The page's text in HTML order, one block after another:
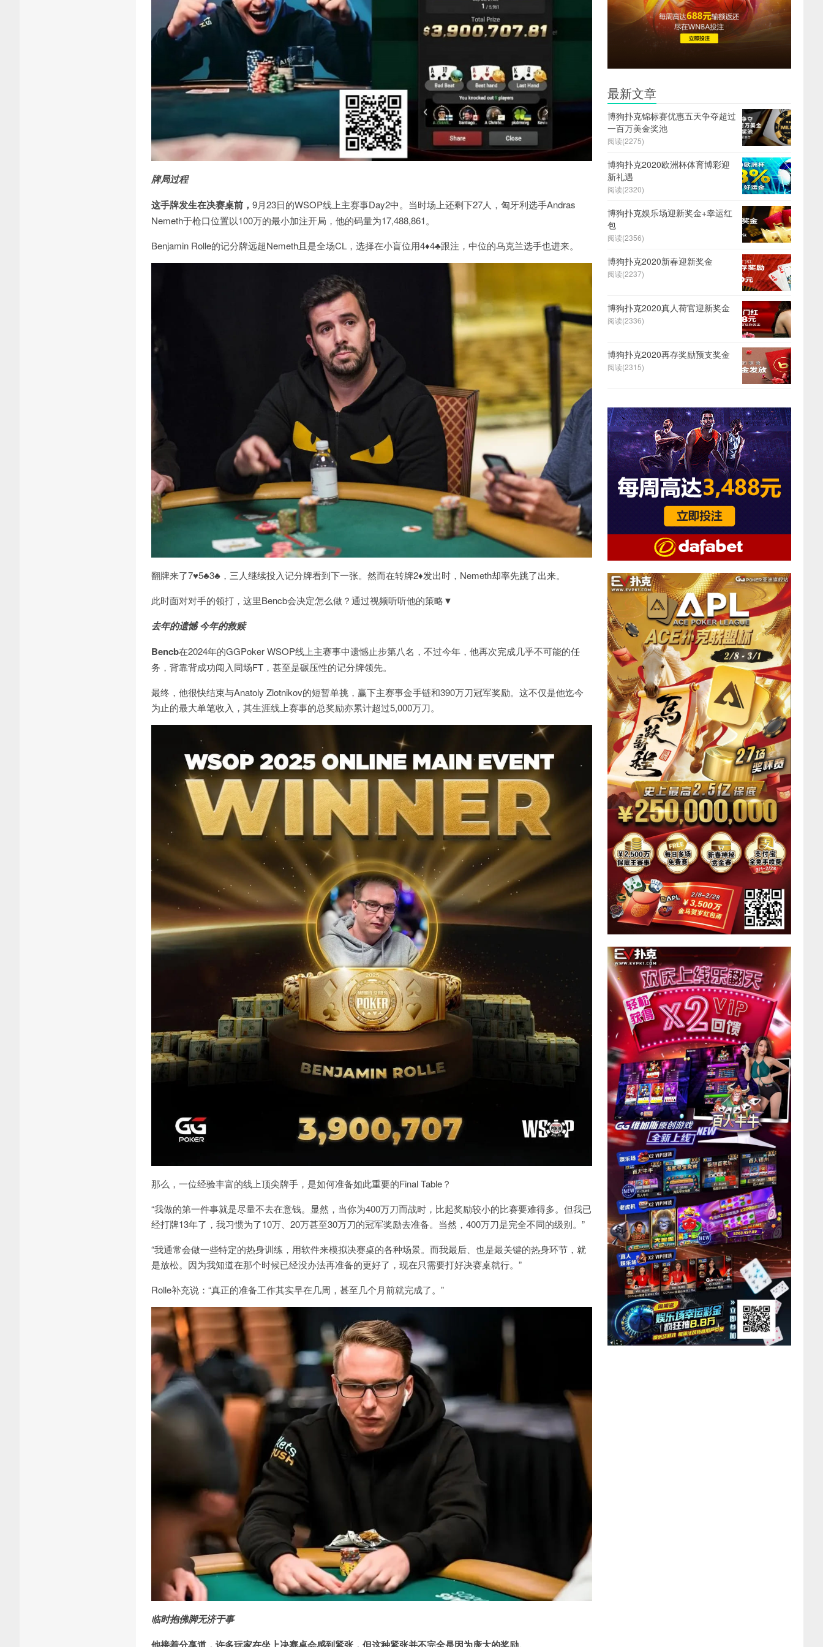
牌局过程
这手牌发生在决赛桌前， 9月23日的WSOP线上主赛事Day2中。当时场上还剩下27人，匈牙利选手Andras
Nemeth于枪口位置以100万的最小加注开局，他的码量为17,488,861。
Benjamin Rolle的记分牌远超Nemeth且是全场CL ，选择在小盲位用4♦4♣跟注，中位的乌克兰选手也进来。
翻牌来了7♥5♣3♣ ，三人继续投入记分牌看到下一张。然而在转牌2♦发出时， Nemeth却率先跳了出来。
此时面对对手的领打，这里Bencb会决定怎么做？通过视频听听他的策略▼
去年的遗憾 今年的救赎
Bencb在2024年的GGPoker WSOP线上主赛事中遗憾止步第八名，不过今年，他再次完成几乎不可能的任
务，背靠背成功闯入同场FT ，甚至是碾压性的记分牌领先。
最终，他很快结束与Anatoly Zlotnikov的短暂单挑，赢下主赛事金手链和390万刀冠军奖励。这不仅是他迄今
为止的最大单笔收入，其生涯线上赛事的总奖励亦累计超过5,000万刀。
那么，一位经验丰富的线上顶尖牌手，是如何准备如此重要的Final Table？
“我做的第一件事就是尽量不去在意钱。显然，当你为400万刀而战时，比起奖励较小的比赛要难得多。但我已
经打牌13年了，我习惯为了10万、 20万甚至30万刀的冠军奖励去准备。当然， 400万刀是完全不同的级别。 ”
“我通常会做一些特定的热身训练，用软件来模拟决赛桌的各种场景。而我最后、也是最关键的热身环节，就
是放松。因为我知道在那个时候已经没办法再准备的更好了，现在只需要打好决赛桌就行。”
Rolle补充说：“真正的准备工作其实早在几周，甚至几个月前就完成了。”
临时抱佛脚无济于事
最新文章
博狗扑克锦标赛优惠五天争夺超过
一百万美金奖池
阅读(2275)
博狗扑克2020欧洲杯体育博彩迎
新礼遇
阅读(2320)
博狗扑克娱乐场迎新奖金+幸运红
包
阅读(2356)
博狗扑克2020新春迎新奖金
阅读(2237)
博狗扑克2020真人荷官迎新奖金
阅读(2336)
博狗扑克2020再存奖励预支奖金
阅读(2315)